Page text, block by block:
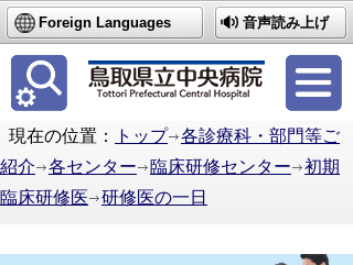
Foreign Languages 音声読み上げ
簡体中文
繁体中文
한국어
現在の位置：
トップ
各診療科・部門等ご
紹介
各センター 臨床研修センター
初期
臨床研修医
研修医の一日